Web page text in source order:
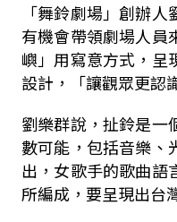
「舞鈴劇場」創辦
有機會帶領劇場人員
嶼」用寫意方式，呈
設計，「讓觀眾更認
劉樂群說，扯鈴是一
數可能，包括音樂、
出，女歌手的歌曲語
所編成，要呈現出台